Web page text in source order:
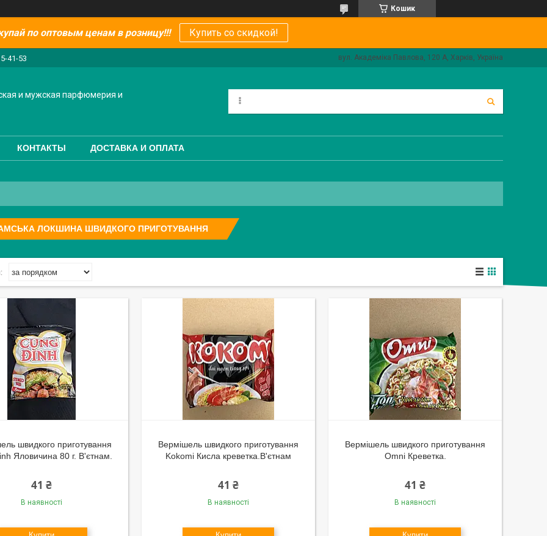
Кошик
по оптовым ценам в розницу!!! Купить со скидкой!
41-53 вул. Академіка Павлова, 120 А, Харків, Україна
и мужская парфюмерия и
КОНТАКТЫ ДОСТАВКА И ОПЛАТА
ЛОКШИНА ШВИДКОГО ПРИГОТУВАННЯ
швидкого приготування
Яловичина 80 г. В'єтнам.
41 ₴
В наявності
Вермішель швидкого приготування
Kokomi Кисла креветка.В'єтнам
41 ₴
В наявності
Вермішель швидкого приготування
Omni Креветка.
41 ₴
В наявності